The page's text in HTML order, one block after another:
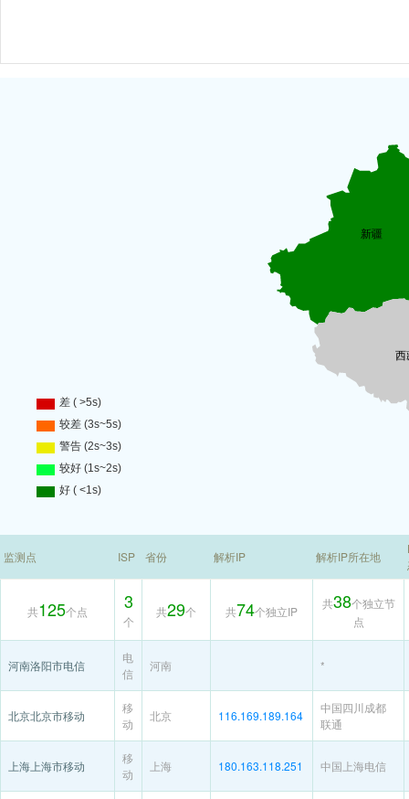
监测点 ISP 省份 解析IP 解析IP所在地
共125个点 3
个
共29个 共74个独立IP
共38个独立节
点
河南洛阳市电信
电
信
河南 *
北京北京市移动
移
动
北京 116.169.189.164
中国四川成都
联通
上海上海市移动
移
动
上海 180.163.118.251 中国上海电信